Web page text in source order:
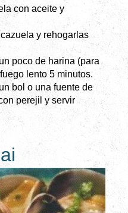
con aceite y
y rehogarlas
poco de harina (para
lento 5 minutos.
bol o una fuente de
perejil y servir